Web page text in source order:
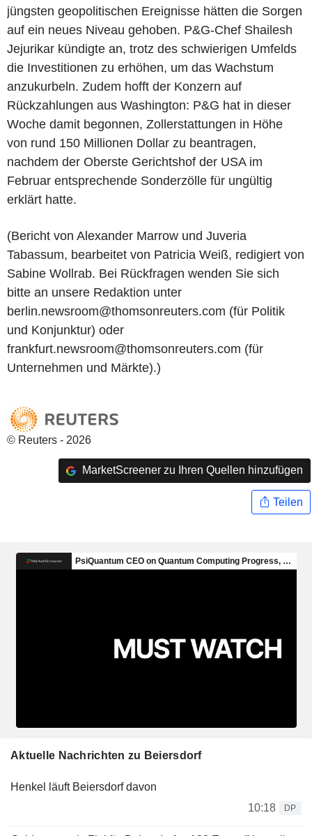
jüngsten geopolitischen Ereignisse hätten die Sorgen
auf ein neues Niveau gehoben. P&G-Chef Shailesh
Jejurikar kündigte an, trotz des schwierigen Umfelds
die Investitionen zu erhöhen, um das Wachstum
anzukurbeln. Zudem hofft der Konzern auf
Rückzahlungen aus Washington: P&G hat in dieser
Woche damit begonnen, Zollerstattungen in Höhe
von rund 150 Millionen Dollar zu beantragen,
nachdem der Oberste Gerichtshof der USA im
Februar entsprechende Sonderzölle für ungültig
erklärt hatte.
(Bericht von Alexander Marrow und Juveria
Tabassum, bearbeitet von Patricia Weiß, redigiert von
Sabine Wollrab. Bei Rückfragen wenden Sie sich
bitte an unsere Redaktion unter
berlin.newsroom@thomsonreuters.com (für Politik
und Konjunktur) oder
frankfurt.newsroom@thomsonreuters.com (für
Unternehmen und Märkte).)
© Reuters - 2026
MarketScreener zu Ihren Quellen hinzufügen
Teilen
Aktuelle Nachrichten zu Beiersdorf
Henkel läuft Beiersdorf davon
10:18
DP